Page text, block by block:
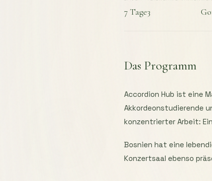
7 Tage3
Das Programm
Accordion Hub ist eine
Akkordeonstudierende
konzentrierter Arbeit:
Bosnien hat eine
Konzertsaal ebenso